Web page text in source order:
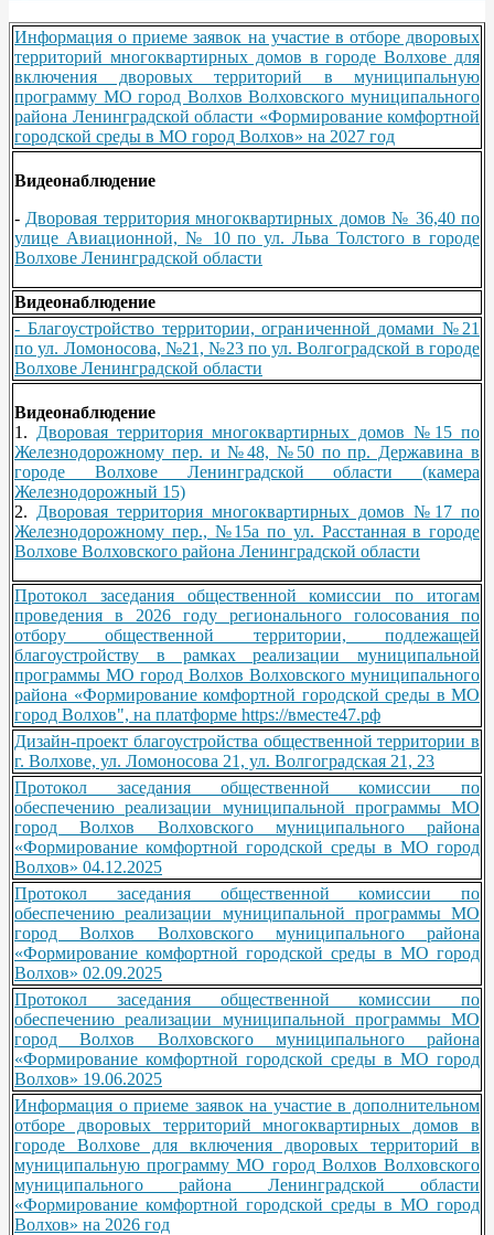
Информация о приеме заявок на участие в отборе дворовых
территорий многоквартирных домов в городе Волхове для
включения дворовых территорий в муниципальную
программу МО город Волхов Волховского муниципального
района Ленинградской области «Формирование комфортной
городской среды в МО город Волхов» на 2027 год
Видеонаблюдение
- Дворовая территория многоквартирных домов № 36,40 по
улице Авиационной, № 10 по ул. Льва Толстого в городе
Волхове Ленинградской области
Видеонаблюдение
- Благоустройство территории, ограниченной домами №21
по ул. Ломоносова, №21, №23 по ул. Волгоградской в городе
Волхове Ленинградской области
Видеонаблюдение
1. Дворовая территория многоквартирных домов №15 по
Железнодорожному пер. и №48, №50 по пр. Державина в
городе Волхове Ленинградской области (камера
Железнодорожный 15)
2. Дворовая территория многоквартирных домов №17 по
Железнодорожному пер., №15а по ул. Расстанная в городе
Волхове Волховского района Ленинградской области
Протокол заседания общественной комиссии по итогам
проведения в 2026 году регионального голосования по
отбору общественной территории, подлежащей
благоустройству в рамках реализации муниципальной
программы МО город Волхов Волховского муниципального
района «Формирование комфортной городской среды в МО
город Волхов", на платформе https://вместе47.рф
Дизайн-проект благоустройства общественной территории в
г. Волхове, ул. Ломоносова 21, ул. Волгоградская 21, 23
Протокол заседания общественной комиссии по
обеспечению реализации муниципальной программы МО
город Волхов Волховского муниципального района
«Формирование комфортной городской среды в МО город
Волхов» 04.12.2025
Протокол заседания общественной комиссии по
обеспечению реализации муниципальной программы МО
город Волхов Волховского муниципального района
«Формирование комфортной городской среды в МО город
Волхов» 02.09.2025
Протокол заседания общественной комиссии по
обеспечению реализации муниципальной программы МО
город Волхов Волховского муниципального района
«Формирование комфортной городской среды в МО город
Волхов» 19.06.2025
Информация о приеме заявок на участие в дополнительном
отборе дворовых территорий многоквартирных домов в
городе Волхове для включения дворовых территорий в
муниципальную программу МО город Волхов Волховского
муниципального района Ленинградской области
«Формирование комфортной городской среды в МО город
Волхов» на 2026 год